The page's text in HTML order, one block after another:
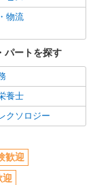
）活躍中
あり
実績あり
・役職・インセン
物流
パートを探す
養士
クソロジー
歓迎
迎